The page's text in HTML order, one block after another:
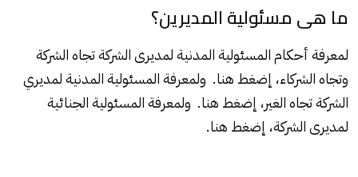
ما هى مسئولية المديرين؟
لمعرفة أحكام المسئولية المدنية لمديرى الشركة تجاه الشركة
وتجاه الشركاء، إضغط هنا. ولمعرفة المسئولية المدنية لمديري
الشركة تجاه الغير، إضغط هنا. ولمعرفة المسئولية الجنائية
لمديرى الشركة، إضغط هنا.